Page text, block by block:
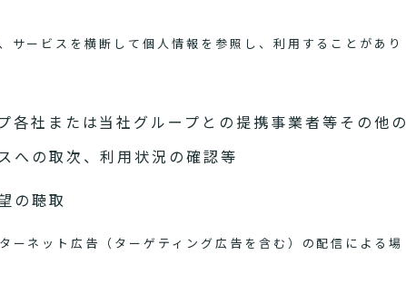
ービスを横断して個人情報を参照し、利用することがあり
社または当社グループとの提携事業者等その他の
への取次、利用状況の確認等
の聴取
ネット広告（ターゲティング広告を含む）の配信による場